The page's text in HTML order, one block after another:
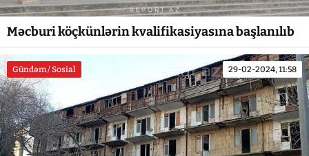
Məcburi köçkünlərin kvalifikasiyasına başlanılıb
Gündəm / Sosial 29-02-2024, 11:58